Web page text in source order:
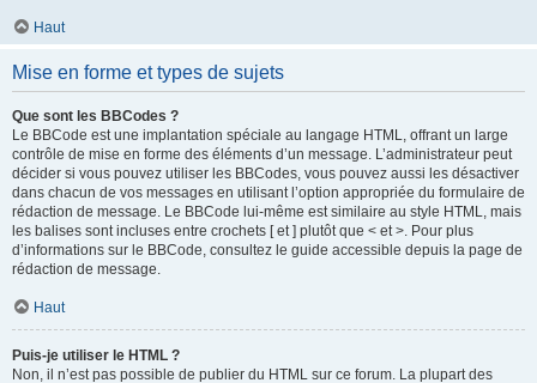
Haut
Mise en forme et types de sujets
Que sont les BBCodes ?
Le BBCode est une implantation spéciale au langage HTML, offrant un large
contrôle de mise en forme des éléments d’un message. L’administrateur peut
décider si vous pouvez utiliser les BBCodes, vous pouvez aussi les désactiver
dans chacun de vos messages en utilisant l’option appropriée du formulaire de
rédaction de message. Le BBCode lui-même est similaire au style HTML, mais
les balises sont incluses entre crochets [ et ] plutôt que < et >. Pour plus
d’informations sur le BBCode, consultez le guide accessible depuis la page de
rédaction de message.
Haut
Puis-je utiliser le HTML ?
Non, il n’est pas possible de publier du HTML sur ce forum. La plupart des